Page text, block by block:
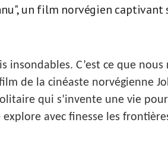
un film norvégien captivant
C’est ce que nous
de la cinéaste norvégienne
qui s’invente une vie
avec finesse les